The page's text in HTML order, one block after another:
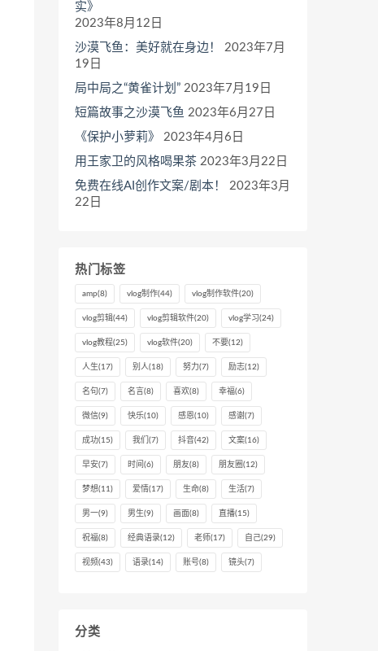
实》
2023年8月12日
沙漠飞鱼：美好就在身边！
2023年7月
19日
局中局之“黄雀计划” 2023年7月19日
短篇故事之沙漠飞鱼 2023年6月27日
《保护小萝莉》
2023年4月6日
用王家卫的风格喝果茶 2023年3月22日
免费在线AI创作文案/剧本！
2023年3月
22日
热门标签
amp(8) vlog制作(44) vlog制作软件(20)
vlog剪辑(44) vlog剪辑软件(20) vlog学习(24)
vlog教程(25) vlog软件(20) 不要(12)
人生(17) 别人(18) 努力(7) 励志(12)
名句(7) 名言 (8) 喜欢(8) 幸福(6)
微信(9) 快乐(10) 感恩(10) 感谢(7)
成功(15) 我们 (7) 抖音(42) 文案(16)
早安(7) 时间 (6) 朋友(8) 朋友圈 (12)
梦想(11) 爱情(17) 生命(8) 生活(7)
男一(9) 男生(9) 画面(8) 直播(15)
祝福(8) 经典语录(12) 老师(17) 自己(29)
视频(43) 语录(14) 账号(8) 镜头(7)
分类